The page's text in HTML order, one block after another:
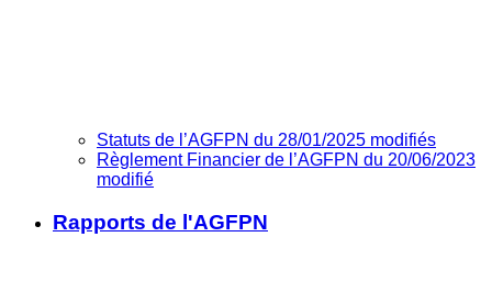
Statuts de l’AGFPN du 28/01/2025 modifiés
Règlement Financier de l’AGFPN du 20/06/2023
modifié
Rapports de l'AGFPN